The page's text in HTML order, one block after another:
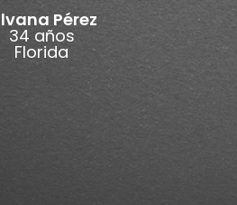
Pérez
34 años
Florida